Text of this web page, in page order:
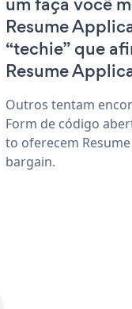
Resume
“techie” que
Resume
Outros tentam
Form de código
to oferecem
bargain.